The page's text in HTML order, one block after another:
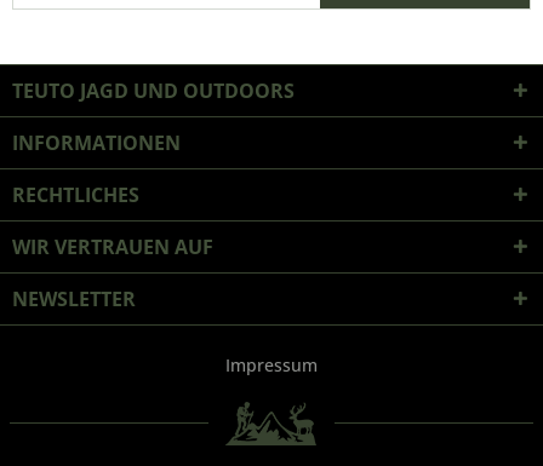
TEUTO JAGD UND OUTDOORS
INFORMATIONEN
RECHTLICHES
WIR VERTRAUEN AUF
NEWSLETTER
Impressum